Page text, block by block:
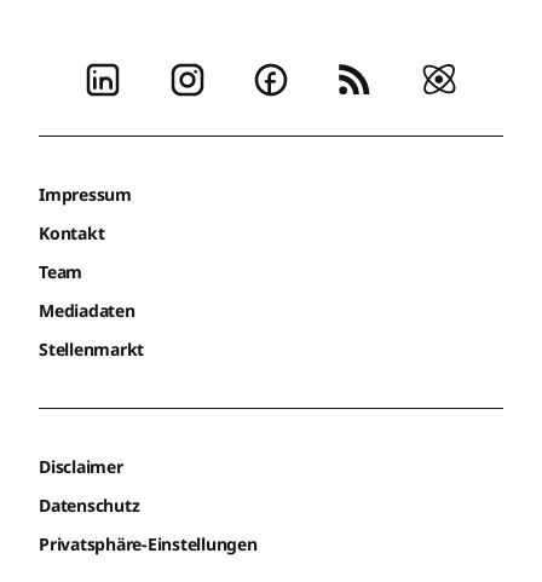
Impressum
Kontakt
Team
Mediadaten
Stellenmarkt
Disclaimer
Datenschutz
Privatsphäre-Einstellungen